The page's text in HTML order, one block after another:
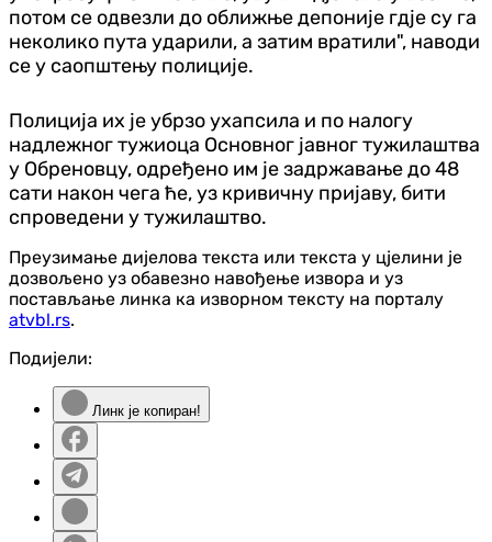
потом се одвезли до оближње депоније гдје су га
неколико пута ударили, а затим вратили", наводи
се у саопштењу полиције.
Полиција их је убрзо ухапсила и по налогу
надлежног тужиоца Основног јавног тужилаштва
у Обреновцу, одређено им је задржавање до 48
сати након чега ће, уз кривичну пријаву, бити
спроведени у тужилаштво.
Преузимање дијелова текста или текста у цјелини је
дозвољено уз обавезно навођење извора и уз
постављање линка ка изворном тексту на порталу
atvbl.rs.
Подијели:
Линк је копиран!